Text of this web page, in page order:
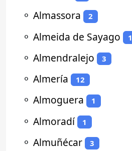
⚬ Almassora 2
⚬ Almeida de Sayago 1
⚬ Almendralejo 3
⚬ Almería 12
⚬ Almoguera 1
⚬ Almoradí 1
⚬ Almuñécar 3